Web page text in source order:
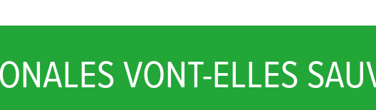
VONT-ELLES